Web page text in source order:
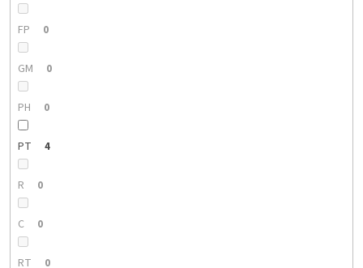
FP 0
GM 0
PH 0
PT 4
R 0
C 0
RT 0